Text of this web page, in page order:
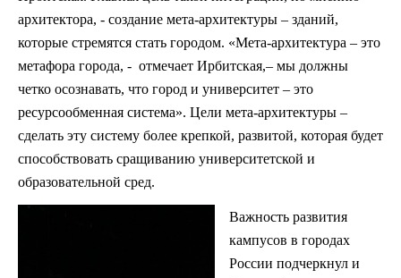
архитектора, - создание мета-архитектуры – зданий,
которые стремятся стать городом. «Мета-архитектура – это
метафора города, - отмечает Ирбитская,– мы должны
четко осознавать, что город и университет – это
ресурсообменная система». Цели мета-архитектуры –
сделать эту систему более крепкой, развитой, которая будет
способствовать сращиванию университетской и
образовательной сред.
Важность развития
кампусов в городах
России подчеркнул и